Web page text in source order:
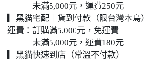
未滿5,000元，運費250元
▎黑貓宅配｜貨到付款（限台灣本島）
運費：訂購滿5,000元，免運費
未滿5,000元，運費180元
▎黑貓快速到店（常溫不付款）